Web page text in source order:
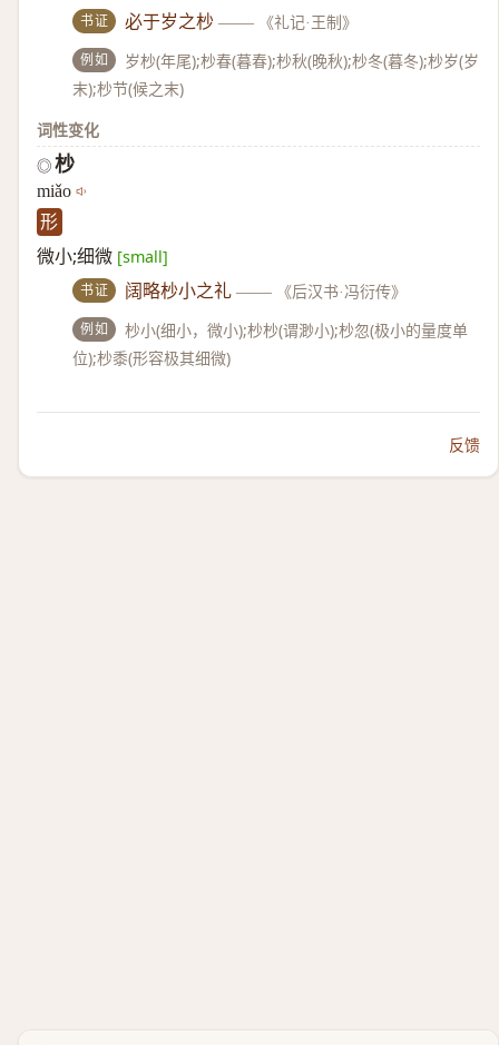
书证 必于岁之杪 —— 《礼记·王制》
例如
岁杪(年尾);杪春(暮春);杪秋(晚秋);杪冬(暮冬);杪岁(岁
末);杪节(候之末)
词性变化
◎ 杪
miǎo
形
微小;细微 [small]
书证 阔略杪小之礼 —— 《后汉书·冯衍传》
例如
杪小(细小，微小);杪杪(谓渺小);杪忽(极小的量度单
位);杪黍(形容极其细微)
反馈